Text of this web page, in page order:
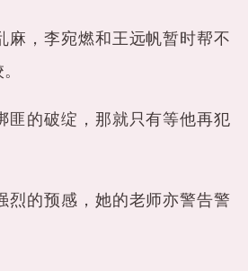
麻，李宛燃和王远帆暂时帮不
匪的破绽，那就只有等他再犯
烈的预感，她的老师亦警告警